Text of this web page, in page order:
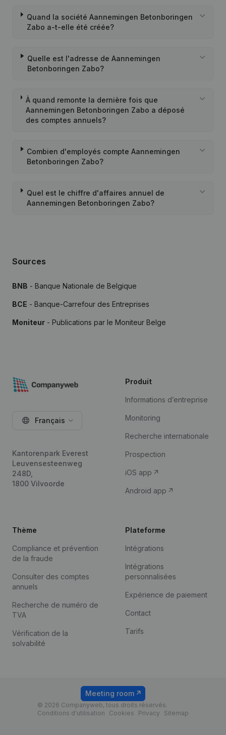
Quand la société Aannemingen Betonboringen
Zabo a-t-elle été créée?
Quelle est l'adresse de Aannemingen
Betonboringen Zabo?
À quand remonte la dernière fois que
Aannemingen Betonboringen Zabo a déposé
des comptes annuels?
Combien d'employés compte Aannemingen
Betonboringen Zabo?
Quel est le chiffre d'affaires annuel de
Aannemingen Betonboringen Zabo?
Sources
BNB - Banque Nationale de Belgique
BCE - Banque-Carrefour des Entreprises
Moniteur - Publications par le Moniteur Belge
Français
Kantorenpark Everest
Leuvensesteenweg
248D,
1800 Vilvoorde
Produit
Informations d’entreprise
Monitoring
Recherche internationale
Prospection
iOS app
Android app
Thème
Compliance et prévention
de la fraude
Consulter des comptes
annuels
Recherche de numéro de
TVA
Vérification de la
solvabilité
Plateforme
Intégrations
Intégrations
personnalisées
Expérience de paiement
Contact
Tarifs
© 2026 Companyweb, tous droits réservés.
Conditions d'utilisation
Cookies Privacy Sitemap
Meeting room